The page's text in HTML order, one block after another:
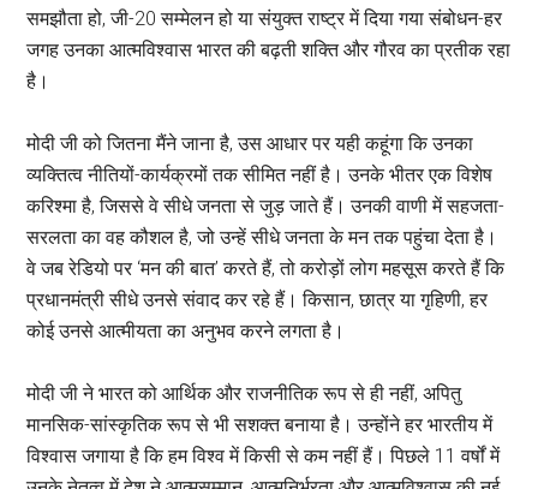
समझौता हो, जी-20 सम्मेलन हो या संयुक्त राष्ट्र में दिया गया संबोधन-हर
जगह उनका आत्मविश्वास भारत की बढ़ती शक्ति और गौरव का प्रतीक रहा
है।
मोदी जी को जितना मैंने जाना है, उस आधार पर यही कहूंगा कि उनका
व्यक्तित्व नीतियों-कार्यक्रमों तक सीमित नहीं है। उनके भीतर एक विशेष
करिश्मा है, जिससे वे सीधे जनता से जुड़ जाते हैं। उनकी वाणी में सहजता-
सरलता का वह कौशल है, जो उन्हें सीधे जनता के मन तक पहुंचा देता है।
वे जब रेडियो पर ‘मन की बात’ करते हैं, तो करोड़ों लोग महसूस करते हैं कि
प्रधानमंत्री सीधे उनसे संवाद कर रहे हैं। किसान, छात्र या गृहिणी, हर
कोई उनसे आत्मीयता का अनुभव करने लगता है।
मोदी जी ने भारत को आर्थिक और राजनीतिक रूप से ही नहीं, अपितु
मानसिक-सांस्कृतिक रूप से भी सशक्त बनाया है। उन्होंने हर भारतीय में
विश्वास जगाया है कि हम विश्व में किसी से कम नहीं हैं। पिछले 11 वर्षों में